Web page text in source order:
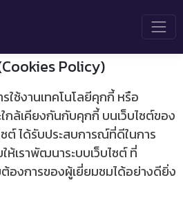
Policy)
ใช้งานเทคโนโลยีคุกกี้ หรือ
ล้เคียงกันกับคุกกี้ บนเว็บไซต์ของ
ซต์ ได้รับประสบการณ์ที่ดีในการ
ห้เราพัฒนาระบบเว็บไซต์ ที่
องการของผู้เยี่ยมชมได้อย่างดียิ่ง